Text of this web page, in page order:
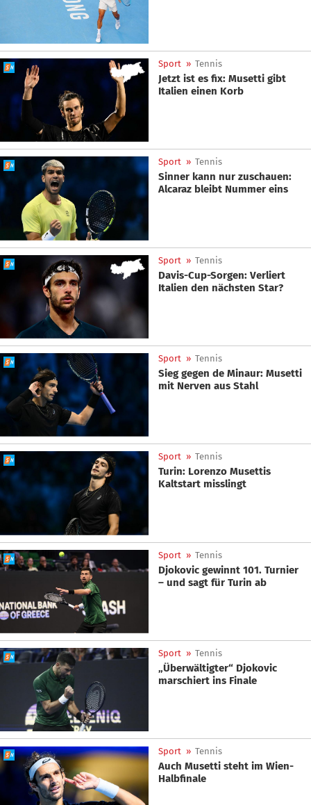
Sport » Tennis
Jetzt ist es fix: Musetti gibt
Italien einen Korb
Sport » Tennis
Sinner kann nur zuschauen:
Alcaraz bleibt Nummer eins
Sport » Tennis
Davis-Cup-Sorgen: Verliert
Italien den nächsten Star?
Sport » Tennis
Sieg gegen de Minaur: Musetti
mit Nerven aus Stahl
Sport » Tennis
Turin: Lorenzo Musettis
Kaltstart misslingt
Sport » Tennis
Djokovic gewinnt 101. Turnier
– und sagt für Turin ab
Sport » Tennis
„Überwältigter“ Djokovic
marschiert ins Finale
Sport » Tennis
Auch Musetti steht im Wien-
Halbfinale